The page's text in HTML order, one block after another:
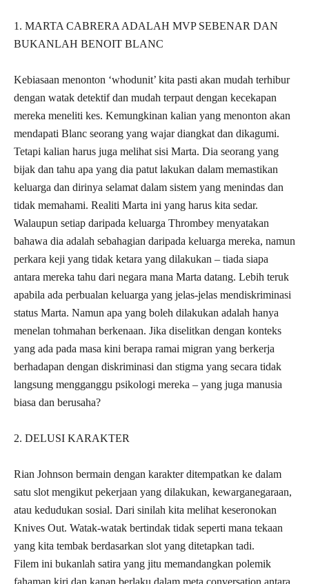
1. MARTA CABRERA ADALAH MVP SEBENAR DAN
BUKANLAH BENOIT BLANC
Kebiasaan menonton ‘whodunit’ kita pasti akan mudah terhibur
dengan watak detektif dan mudah terpaut dengan kecekapan
mereka meneliti kes. Kemungkinan kalian yang menonton akan
mendapati Blanc seorang yang wajar diangkat dan dikagumi.
Tetapi kalian harus juga melihat sisi Marta. Dia seorang yang
bijak dan tahu apa yang dia patut lakukan dalam memastikan
keluarga dan dirinya selamat dalam sistem yang menindas dan
tidak memahami. Realiti Marta ini yang harus kita sedar.
Walaupun setiap daripada keluarga Thrombey menyatakan
bahawa dia adalah sebahagian daripada keluarga mereka, namun
perkara keji yang tidak ketara yang dilakukan – tiada siapa
antara mereka tahu dari negara mana Marta datang. Lebih teruk
apabila ada perbualan keluarga yang jelas-jelas mendiskriminasi
status Marta. Namun apa yang boleh dilakukan adalah hanya
menelan tohmahan berkenaan. Jika diselitkan dengan konteks
yang ada pada masa kini berapa ramai migran yang berkerja
berhadapan dengan diskriminasi dan stigma yang secara tidak
langsung mengganggu psikologi mereka – yang juga manusia
biasa dan berusaha?
2. DELUSI KARAKTER
Rian Johnson bermain dengan karakter ditempatkan ke dalam
satu slot mengikut pekerjaan yang dilakukan, kewarganegaraan,
atau kedudukan sosial. Dari sinilah kita melihat keseronokan
Knives Out. Watak-watak bertindak tidak seperti mana tekaan
yang kita tembak berdasarkan slot yang ditetapkan tadi.
Filem ini bukanlah satira yang jitu memandangkan polemik
fahaman kiri dan kanan berlaku dalam meta conversation antara